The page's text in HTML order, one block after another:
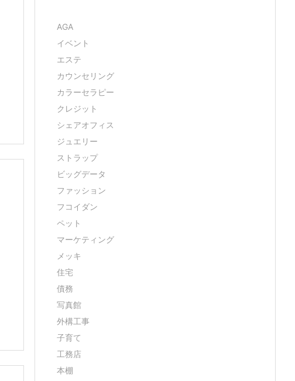
AGA
イベント
エステ
カウンセリング
カラーセラピー
クレジット
シェアオフィス
ジュエリー
ストラップ
ビッグデータ
ファッション
フコイダン
ペット
マーケティング
メッキ
住宅
債務
写真館
外構工事
子育て
工務店
本棚